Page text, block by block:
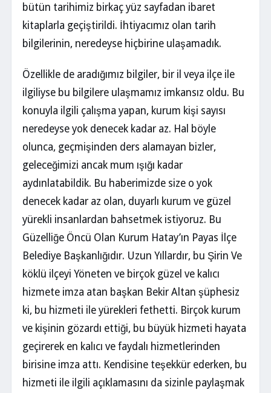
bütün tarihimiz birkaç yüz sayfadan ibaret
kitaplarla geçiştirildi. İhtiyacımız olan tarih
bilgilerinin, neredeyse hiçbirine ulaşamadık.
Özellikle de aradığımız bilgiler, bir il veya ilçe ile
ilgiliyse bu bilgilere ulaşmamız imkansız oldu. Bu
konuyla ilgili çalışma yapan, kurum kişi sayısı
neredeyse yok denecek kadar az. Hal böyle
olunca, geçmişinden ders alamayan bizler,
geleceğimizi ancak mum ışığı kadar
aydınlatabildik. Bu haberimizde size o yok
denecek kadar az olan, duyarlı kurum ve güzel
yürekli insanlardan bahsetmek istiyoruz. Bu
Güzelliğe Öncü Olan Kurum Hatay’ın Payas İlçe
Belediye Başkanlığıdır. Uzun Yıllardır, bu Şirin Ve
köklü ilçeyi Yöneten ve birçok güzel ve kalıcı
hizmete imza atan başkan Bekir Altan şüphesiz
ki, bu hizmeti ile yürekleri fethetti. Birçok kurum
ve kişinin gözardı ettiği, bu büyük hizmeti hayata
geçirerek en kalıcı ve faydalı hizmetlerinden
birisine imza attı. Kendisine teşekkür ederken, bu
hizmeti ile ilgili açıklamasını da sizinle paylaşmak